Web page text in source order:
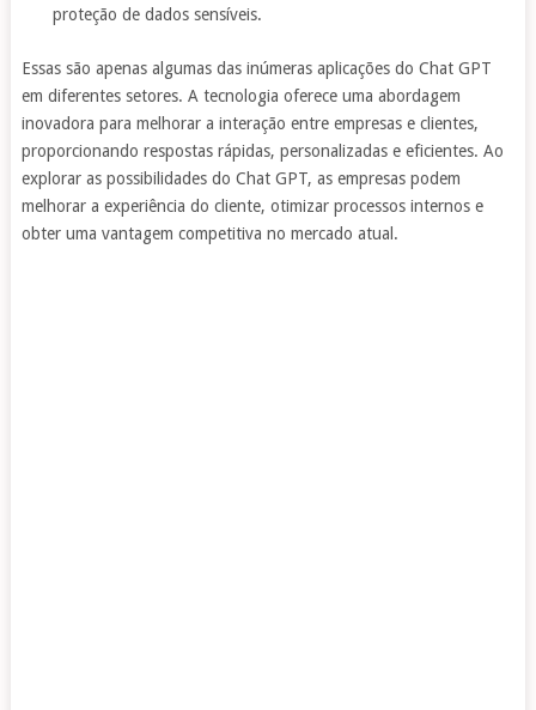
proteção de dados sensíveis.
Essas são apenas algumas das inúmeras aplicações do Chat GPT
em diferentes setores. A tecnologia oferece uma abordagem
inovadora para melhorar a interação entre empresas e clientes,
proporcionando respostas rápidas, personalizadas e eficientes. Ao
explorar as possibilidades do Chat GPT, as empresas podem
melhorar a experiência do cliente, otimizar processos internos e
obter uma vantagem competitiva no mercado atual.